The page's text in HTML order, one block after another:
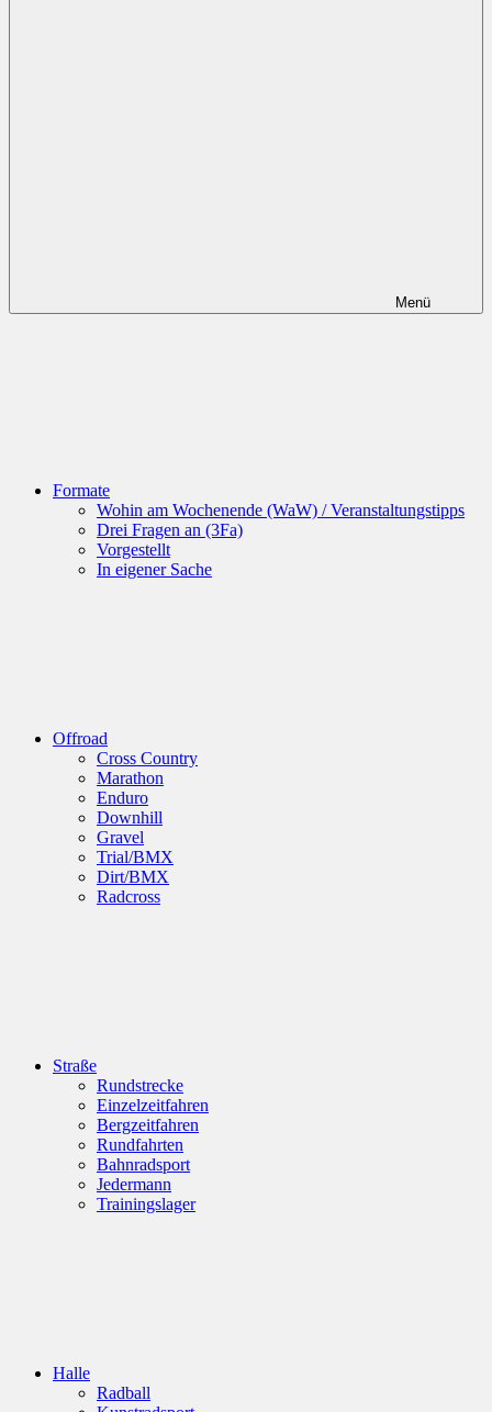
Menü
Formate
Wohin am Wochenende (WaW) / Veranstaltungstipps
Drei Fragen an (3Fa)
Vorgestellt
In eigener Sache
Offroad
Cross Country
Marathon
Enduro
Downhill
Gravel
Trial/BMX
Dirt/BMX
Radcross
Straße
Rundstrecke
Einzelzeitfahren
Bergzeitfahren
Rundfahrten
Bahnradsport
Jedermann
Trainingslager
Halle
Radball